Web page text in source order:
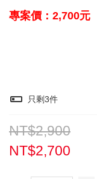
專案價：2,700元
只剩3件
NT$2,900
NT$2,700